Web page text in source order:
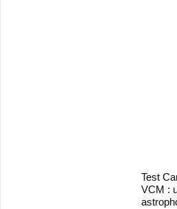
Test
VCM :